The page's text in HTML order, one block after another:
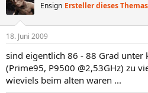
Ensign Ersteller dieses Themas
18. Juni 2009
sind eigentlich 86 - 88 Grad unter
(Prime95, P9500 @2,53GHz) zu
wieviels beim alten waren ...